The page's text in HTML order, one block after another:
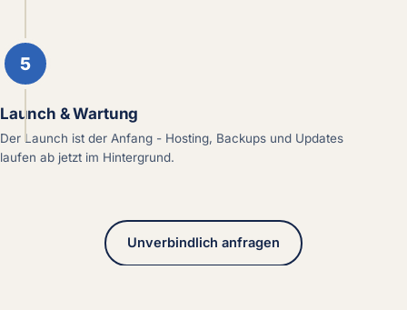
5
Launch & Wartung
Der Launch ist der Anfang - Hosting, Backups und Updates
laufen ab jetzt im Hintergrund.
Unverbindlich anfragen